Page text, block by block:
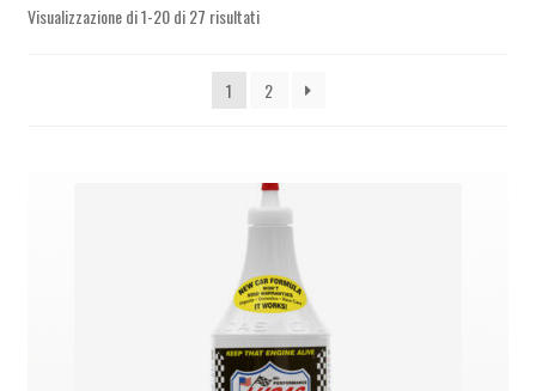
PARTNER
Visualizzazione di 1-20 di 27 risultati
1 2